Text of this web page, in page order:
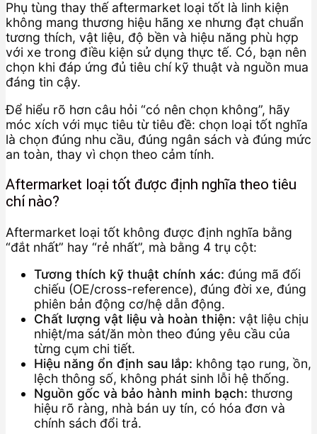
Phụ tùng thay thế aftermarket loại tốt là linh kiện
không mang thương hiệu hãng xe nhưng đạt chuẩn
tương thích, vật liệu, độ bền và hiệu năng phù hợp
với xe trong điều kiện sử dụng thực tế. Có, bạn nên
chọn khi đáp ứng đủ tiêu chí kỹ thuật và nguồn mua
đáng tin cậy.
Để hiểu rõ hơn câu hỏi “có nên chọn không”, hãy
móc xích với mục tiêu từ tiêu đề: chọn loại tốt nghĩa
là chọn đúng nhu cầu, đúng ngân sách và đúng mức
an toàn, thay vì chọn theo cảm tính.
Aftermarket loại tốt được định nghĩa theo tiêu
chí nào?
Aftermarket loại tốt không được định nghĩa bằng
“đắt nhất” hay “rẻ nhất”, mà bằng 4 trụ cột:
Tương thích kỹ thuật chính xác: đúng mã đối
chiếu (OE/cross-reference), đúng đời xe, đúng
phiên bản động cơ/hệ dẫn động.
Chất lượng vật liệu và hoàn thiện: vật liệu chịu
nhiệt/ma sát/ăn mòn theo đúng yêu cầu của
từng cụm chi tiết.
Hiệu năng ổn định sau lắp: không tạo rung, ồn,
lệch thông số, không phát sinh lỗi hệ thống.
Nguồn gốc và bảo hành minh bạch: thương
hiệu rõ ràng, nhà bán uy tín, có hóa đơn và
chính sách đổi trả.